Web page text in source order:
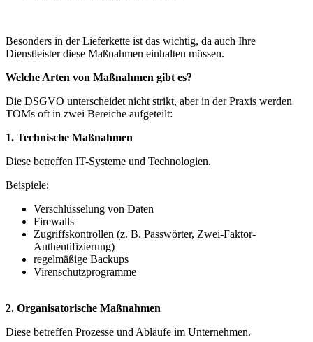
Besonders in der Lieferkette ist das wichtig, da auch Ihre
Dienstleister diese Maßnahmen einhalten müssen.
Welche Arten von Maßnahmen gibt es?
Die DSGVO unterscheidet nicht strikt, aber in der Praxis werden
TOMs oft in zwei Bereiche aufgeteilt:
1. Technische Maßnahmen
Diese betreffen IT-Systeme und Technologien.
Beispiele:
Verschlüsselung von Daten
Firewalls
Zugriffskontrollen (z. B. Passwörter, Zwei-Faktor-
Authentifizierung)
regelmäßige Backups
Virenschutzprogramme
2. Organisatorische Maßnahmen
Diese betreffen Prozesse und Abläufe im Unternehmen.